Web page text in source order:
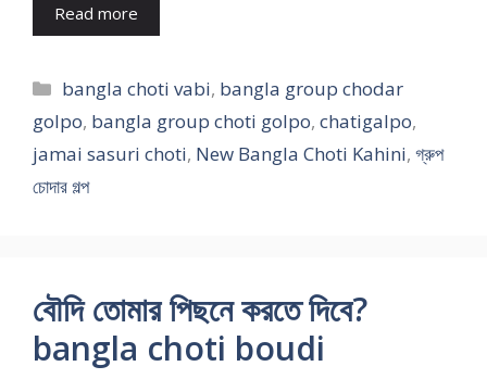
Read more
Categories
bangla choti vabi, bangla group chodar
golpo, bangla group choti golpo, chatigalpo,
jamai sasuri choti, New Bangla Choti Kahini, গ্রুপ
চোদার গল্প
বৌদি তোমার পিছনে করতে দিবে?
bangla choti boudi